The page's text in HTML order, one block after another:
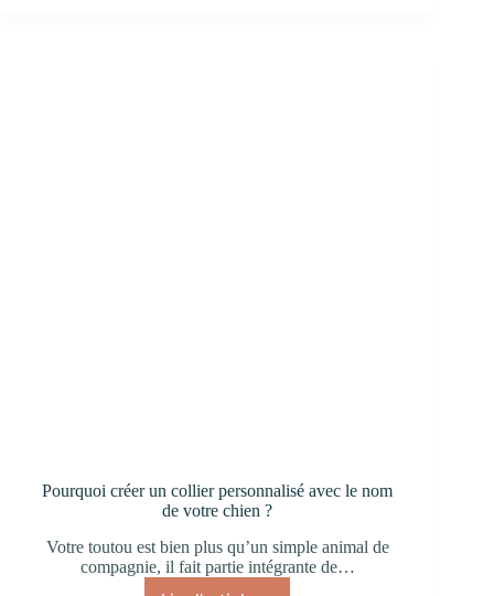
Pourquoi créer un collier personnalisé avec le nom
de votre chien ?
Votre toutou est bien plus qu’un simple animal de
compagnie, il fait partie intégrante de…